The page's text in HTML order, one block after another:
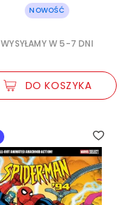
NOWOŚĆ
WYSYŁAMY W 5-7 DNI
DO KOSZYKA